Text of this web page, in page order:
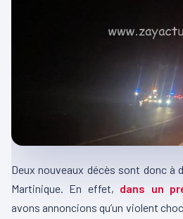
Deux nouveaux décès sont donc à
Martinique. En effet, dans un
avons annoncions qu’un violent